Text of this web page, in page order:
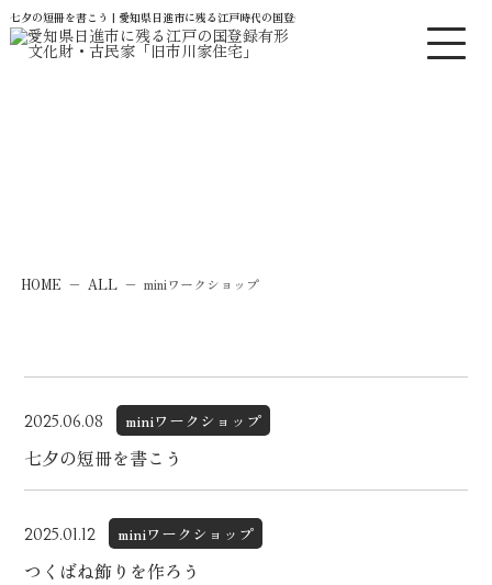
七夕の短冊を書こう | 愛知県日進市に残る江戸時代の国登録有形文化財・古民家「旧市川家住宅」
HOME − ALL− miniワークショップ
2025.06.08 miniワークショップ
七夕の短冊を書こう
2025.01.12 miniワークショップ
つくばね飾りを作ろう